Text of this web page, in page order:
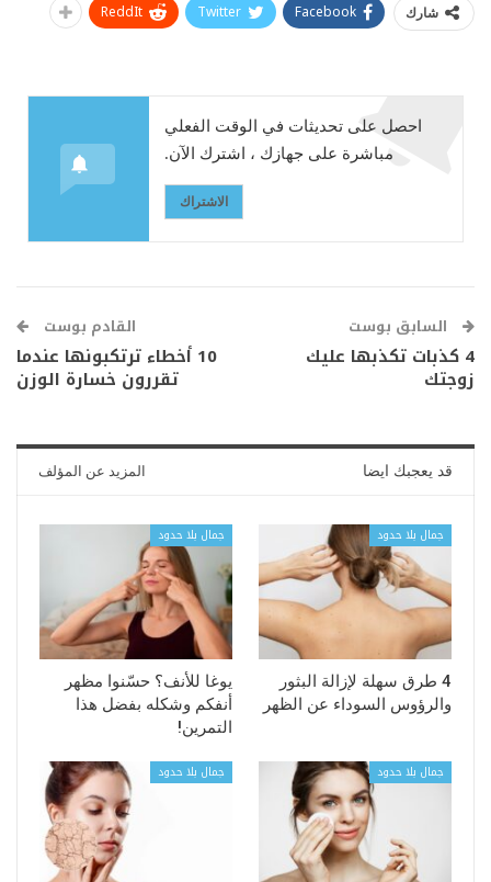
شارك Facebook
Twitter
ReddIt
احصل على تحديثات في الوقت الفعلي
مباشرة على جهازك ، اشترك الآن.
الاشتراك
السابق بوست
4 كذبات تكذبها عليك
زوجتك
القادم بوست
10 أخطاء ترتكبونها عندما
تقررون خسارة الوزن
قد يعجبك ايضا المزيد عن المؤلف
جمال بلا حدود
4 طرق سهلة لإزالة البثور
والرؤوس السوداء عن الظهر
جمال بلا حدود
يوغا للأنف؟ حسّنوا مظهر
أنفكم وشكله بفضل هذا
التمرين!
جمال بلا حدود جمال بلا حدود